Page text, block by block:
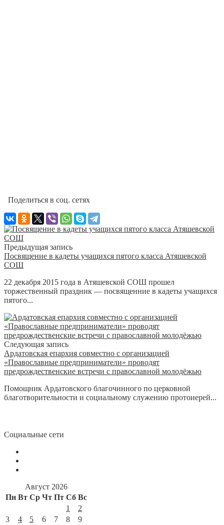
Поделиться в соц. сетях
Предыдущая запись
Посвящение в кадеты учащихся пятого класса Атяшевской
СОШ
22 декабря 2015 года в Атяшевской СОШ прошел
торжественный праздник — посвященние в кадеты учащихся
пятого...
Следующая запись
Ардатовская епархия совместно с организацией
«Православные предприниматели» проводят
предрождественские встречи с православной молодёжью
Помощник Ардатовского благочинного по церковной
благотворительности и социальному служению протоиерей...
Социальные сети
Август 2026
Пн Вт Ср Чт Пт Сб Вс
1
2
3
4 5 6 7 8
9